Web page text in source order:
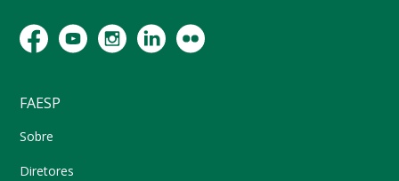
FAESP
Sobre
Diretores